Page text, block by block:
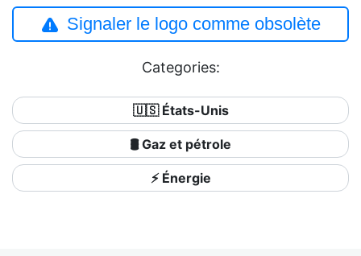
Signaler le logo comme obsolète
Categories:
🇺🇸 États-Unis
🛢 Gaz et pétrole
⚡ Énergie